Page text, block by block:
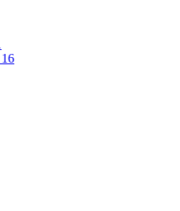
16